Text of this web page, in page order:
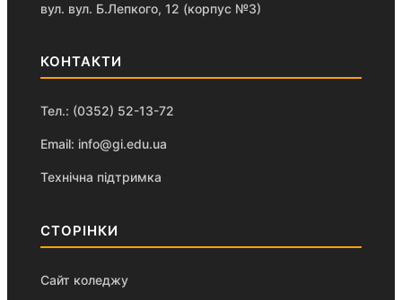
вул. вул. Б.Лепкого, 12 (корпус №3)
КОНТАКТИ
Тел.: (0352) 52-13-72
Email: info@gi.edu.ua
Технічна підтримка
СТОРІНКИ
Сайт коледжу